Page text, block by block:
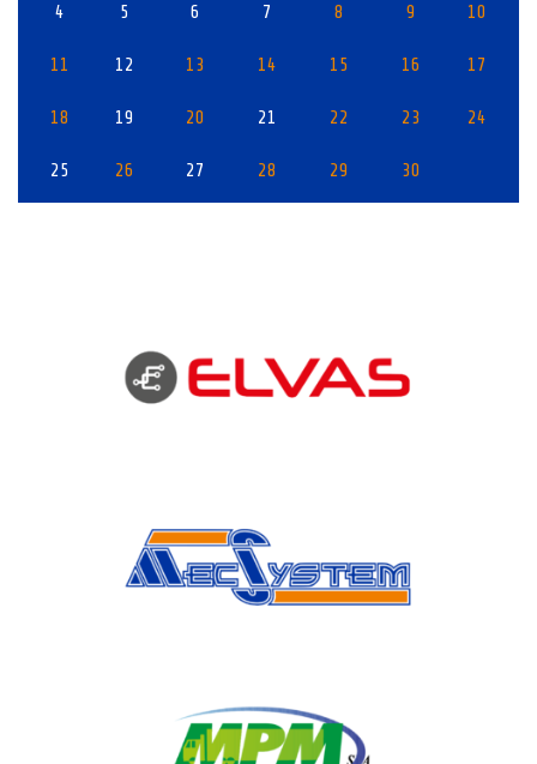
4 5 6 7 8 9 10
11 12 13 14 15 16 17
18 19 20 21 22 23 24
25 26 27 28 29 30